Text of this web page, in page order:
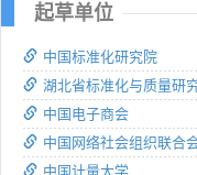
起草单位
中国标准化研究院
湖北省标准化与质量研
中国电子商会
中国网络社会组织联合
中国计量大学